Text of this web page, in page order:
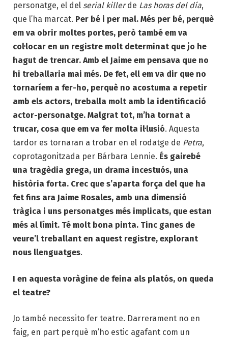
personatge, el del serial killerde Las horas del día,
que l’ha marcat. Per bé i per mal. Més per bé, perquè
em va obrir moltes portes, però també em va
col·locar en un registre molt determinat que jo he
hagut de trencar. Amb el Jaime em pensava que no
hi treballaria mai més. De fet, ell em va dir que no
tornaríem a fer-ho, perquè no acostuma a repetir
amb els actors, treballa molt amb la identificació
actor-personatge. Malgrat tot, m’ha tornat a
trucar, cosa que em va fer molta il·lusió. Aquesta
tardor es tornaran a trobar en el rodatge de Petra,
coprotagonitzada per Bárbara Lennie. És gairebé
una tragèdia grega, un drama incestuós, una
història forta. Crec que s’aparta força del que ha
fet fins ara Jaime Rosales, amb una dimensió
tràgica i uns personatges més implicats, que estan
més al límit. Té molt bona pinta. Tinc ganes de
veure’l treballant en aquest registre, explorant
nous llenguatges.
I en aquesta voràgine de feina als platós, on queda
el teatre?
Jo també necessito fer teatre. Darrerament no en
faig, en part perquè m’ho estic agafant com un